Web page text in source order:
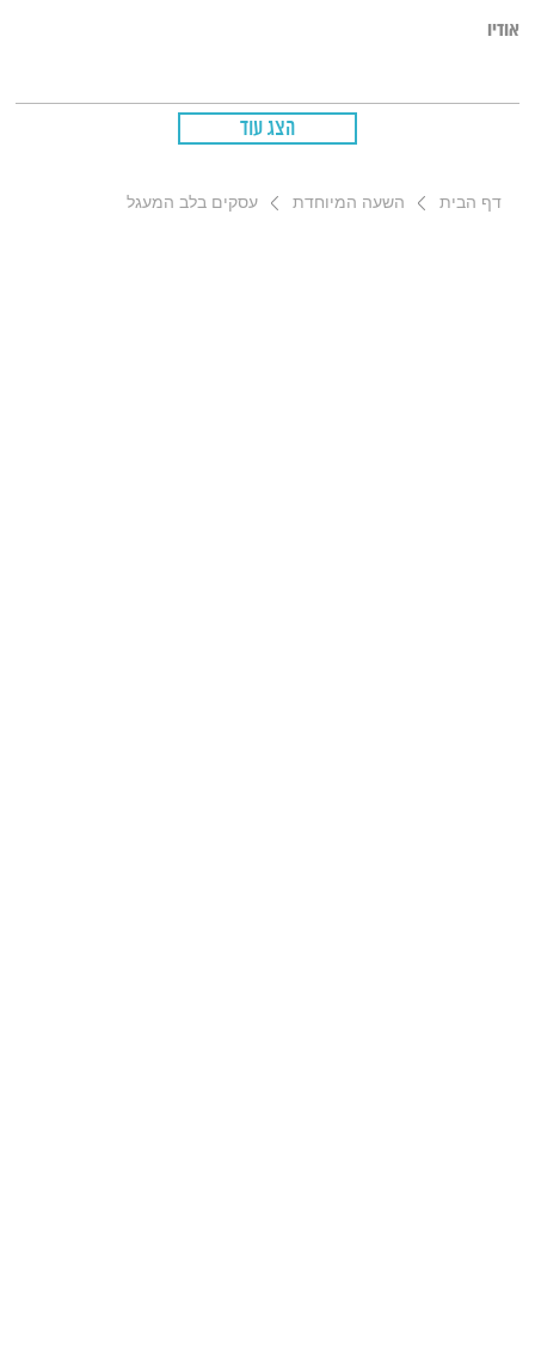
אודיו
הצג עוד
דף הבית השעה המיוחדת עסקים בלב המעגל